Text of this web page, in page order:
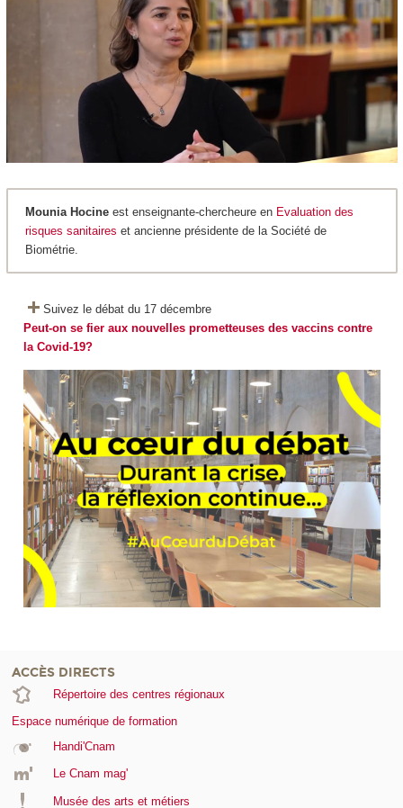
Mounia Hocine est enseignante-chercheure en Evaluation des
risques sanitaires et ancienne présidente de la Société de
Biométrie.
Suivez le débat du 17 décembre
Peut-on se fier aux nouvelles prometteuses des vaccins contre
la Covid-19?
ACCÈS DIRECTS
Répertoire des centres régionaux
Espace numérique de formation
Handi'Cnam
Le Cnam mag'
Musée des arts et métiers